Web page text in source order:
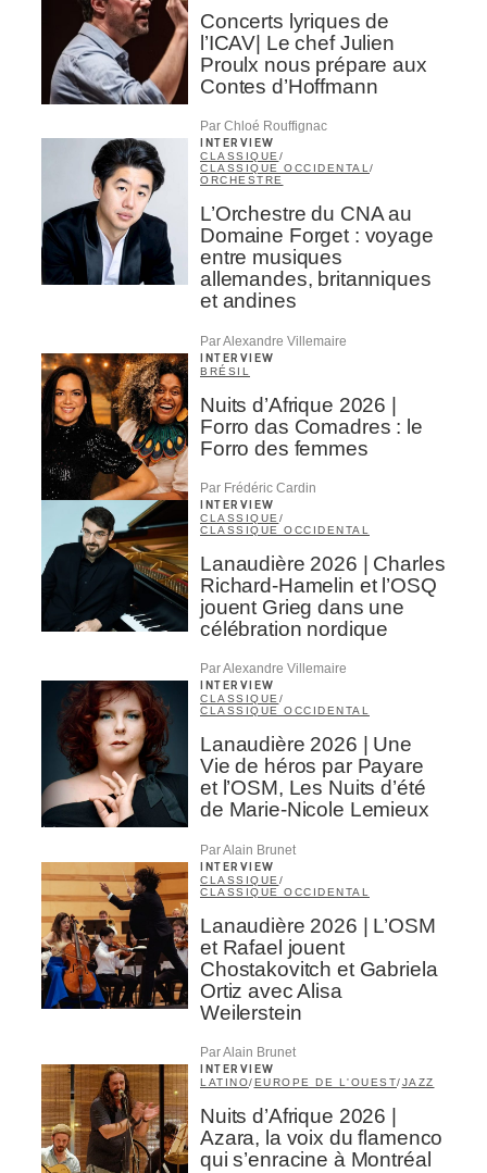
Concerts lyriques de
l’ICAV| Le chef Julien
Proulx nous prépare aux
Contes d’Hoffmann
Par Chloé Rouffignac
INTERVIEW
CLASSIQUE /
CLASSIQUE OCCIDENTAL /
ORCHESTRE
L’Orchestre du CNA au
Domaine Forget : voyage
entre musiques
allemandes, britanniques
et andines
Par Alexandre Villemaire
INTERVIEW
BRÉSIL
Nuits d’Afrique 2026 |
Forro das Comadres : le
Forro des femmes
Par Frédéric Cardin
INTERVIEW
CLASSIQUE /
CLASSIQUE OCCIDENTAL
Lanaudière 2026 | Charles
Richard-Hamelin et l’OSQ
jouent Grieg dans une
célébration nordique
Par Alexandre Villemaire
INTERVIEW
CLASSIQUE/
CLASSIQUE OCCIDENTAL
Lanaudière 2026 | Une
Vie de héros par Payare
et l’OSM, Les Nuits d’été
de Marie-Nicole Lemieux
Par Alain Brunet
INTERVIEW
CLASSIQUE /
CLASSIQUE OCCIDENTAL
Lanaudière 2026 | L’OSM
et Rafael jouent
Chostakovitch et Gabriela
Ortiz avec Alisa
Weilerstein
Par Alain Brunet
INTERVIEW
LATINO/EUROPE DE L'OUEST/JAZZ
Nuits d’Afrique 2026 |
Azara, la voix du flamenco
qui s’enracine à Montréal